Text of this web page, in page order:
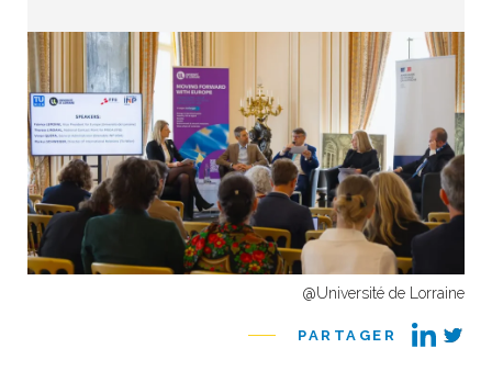
@Université de Lorraine
PARTAGER